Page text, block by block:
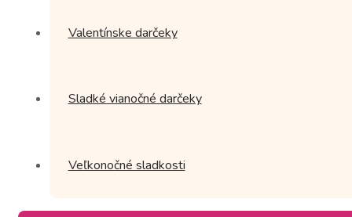
Valentínske darčeky
Sladké vianočné darčeky
Veľkonočné sladkosti